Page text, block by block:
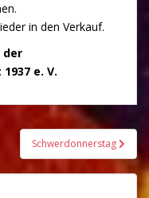
in den Verkauf.
der
e. V.
Schwerdonnerstag